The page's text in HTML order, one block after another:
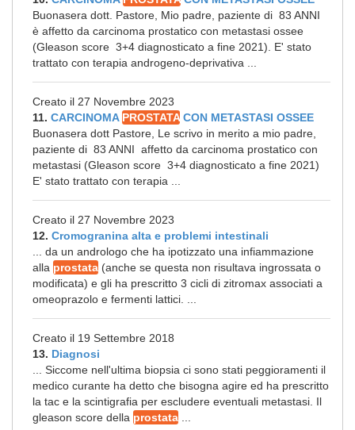
Buonasera dott. Pastore, Mio padre, paziente di 83 ANNI
è affetto da carcinoma prostatico con metastasi ossee
(Gleason score 3+4 diagnosticato a fine 2021). E' stato
trattato con terapia androgeno-deprivativa ...
Creato il 27 Novembre 2023
11. CARCINOMA PROSTATA CON METASTASI OSSEE
Buonasera dott Pastore, Le scrivo in merito a mio padre,
paziente di 83 ANNI affetto da carcinoma prostatico con
metastasi (Gleason score 3+4 diagnosticato a fine 2021)
E' stato trattato con terapia ...
Creato il 27 Novembre 2023
12. Cromogranina alta e problemi intestinali
... da un andrologo che ha ipotizzato una infiammazione
alla prostata (anche se questa non risultava ingrossata o
modificata) e gli ha prescritto 3 cicli di zitromax associati a
omeoprazolo e fermenti lattici. ...
Creato il 19 Settembre 2018
13. Diagnosi
... Siccome nell'ultima biopsia ci sono stati peggioramenti il
medico curante ha detto che bisogna agire ed ha prescritto
la tac e la scintigrafia per escludere eventuali metastasi. Il
gleason score della prostata